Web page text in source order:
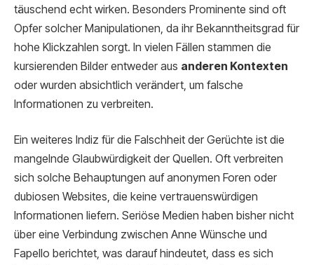
täuschend echt wirken. Besonders Prominente sind oft
Opfer solcher Manipulationen, da ihr Bekanntheitsgrad für
hohe Klickzahlen sorgt. In vielen Fällen stammen die
kursierenden Bilder entweder aus anderen Kontexten
oder wurden absichtlich verändert, um falsche
Informationen zu verbreiten.
Ein weiteres Indiz für die Falschheit der Gerüchte ist die
mangelnde Glaubwürdigkeit der Quellen. Oft verbreiten
sich solche Behauptungen auf anonymen Foren oder
dubiosen Websites, die keine vertrauenswürdigen
Informationen liefern. Seriöse Medien haben bisher nicht
über eine Verbindung zwischen Anne Wünsche und
Fapello berichtet, was darauf hindeutet, dass es sich